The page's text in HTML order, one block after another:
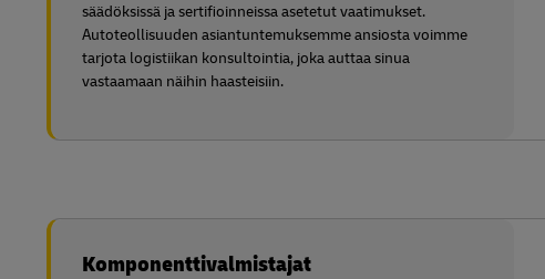
säädöksissä ja sertifioinneissa asetetut vaatimukset.
Autoteollisuuden asiantuntemuksemme ansiosta voimme
tarjota logistiikan konsultointia, joka auttaa sinua
vastaamaan näihin haasteisiin.
Komponenttivalmistajat